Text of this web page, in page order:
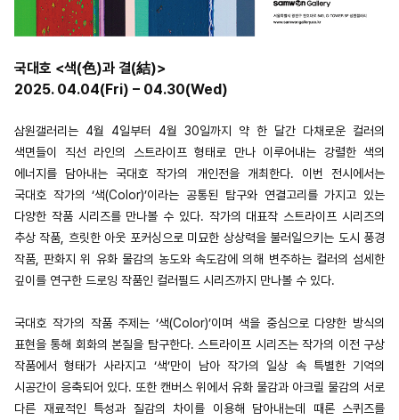
국대호 <색(色)과 결(結)>
2025. 04.04(Fri) – 04.30(Wed)
삼원갤러리는 4월 4일부터 4월 30일까지 약 한 달간 다채로운 컬러의
색면들이 직선 라인의 스트라이프 형태로 만나 이루어내는 강렬한 색의
에너지를 담아내는 국대호 작가의 개인전을 개최한다. 이번 전시에서는
국대호 작가의 ‘색(Color)’이라는 공통된 탐구와 연결고리를 가지고 있는
다양한 작품 시리즈를 만나볼 수 있다. 작가의 대표작 스트라이프 시리즈의
추상 작품, 흐릿한 아웃 포커싱으로 미묘한 상상력을 불러일으키는 도시 풍경
작품, 판화지 위 유화 물감의 농도와 속도감에 의해 변주하는 컬러의 섬세한
깊이를 연구한 드로잉 작품인 컬러필드 시리즈까지 만나볼 수 있다.
국대호 작가의 작품 주제는 ‘색(Color)’이며 색을 중심으로 다양한 방식의
표현을 통해 회화의 본질을 탐구한다. 스트라이프 시리즈는 작가의 이전 구상
작품에서 형태가 사라지고 ‘색’만이 남아 작가의 일상 속 특별한 기억의
시공간이 응축되어 있다. 또한 캔버스 위에서 유화 물감과 아크릴 물감의 서로
다른 재료적인 특성과 질감의 차이를 이용해 담아내는데 때론 스퀴즈를